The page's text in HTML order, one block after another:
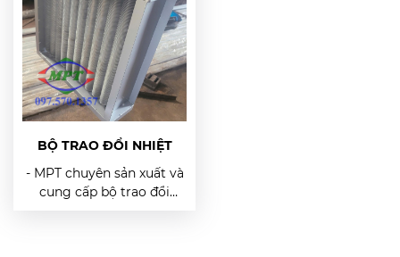
nhôm: Al 106. - Tiêu
chuẩn SCH 40. - Đơn
hàng được thiết kế theo
từng yêu cầu riêng của
khách hàng.
BỘ TRAO ĐỔI NHIỆT
- MPT chuyên sản xuất và
cung cấp bộ trao đổi